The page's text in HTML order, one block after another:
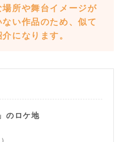
所や舞台イメージが
い作品のため、似て
になります。
のロケ地